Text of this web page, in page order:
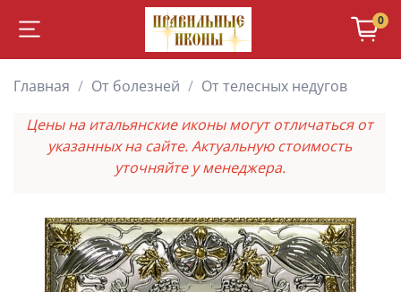
0
Главная От болезней
От телесных недугов
Цены на итальянские иконы могут отличаться от
указанных на сайте. Актуальную стоимость
уточняйте у менеджера.